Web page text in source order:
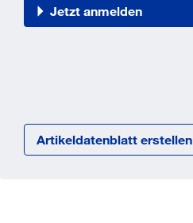
Jetzt registrieren
Barcode-Scanner Funktionalität
Prozess- & Produktberatung
Jetzt anmelden
Artikeldatenblatt erstellen